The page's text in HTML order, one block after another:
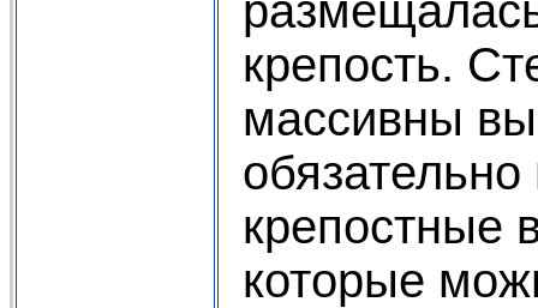
крепость.
массивны
крепостные
которые